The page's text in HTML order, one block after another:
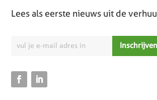
Lees als eerste nieuws uit de
Inschrijven